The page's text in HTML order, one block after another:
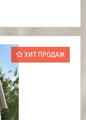
ХИТ ПРОДАЖ